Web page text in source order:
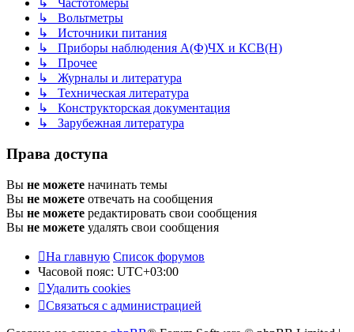
↳ Частотомеры
↳ Вольтметры
↳ Источники питания
↳ Приборы наблюдения А(Ф)ЧХ и КСВ(Н)
↳ Прочее
↳ Журналы и литература
↳ Техническая литература
↳ Конструкторская документация
↳ Зарубежная литература
Права доступа
Вы не можете начинать темы
Вы не можете отвечать на сообщения
Вы не можете редактировать свои сообщения
Вы не можете удалять свои сообщения
На главную Список форумов
Часовой пояс: UTC+03:00
Удалить cookies
Связаться с администрацией